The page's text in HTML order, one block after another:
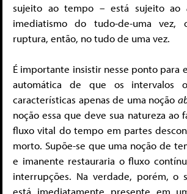
sujeito ao tempo – está sujeito ao
imediatismo do tudo-de-uma vez,
ruptura, então, no tudo de uma vez.
É importante insistir nesse ponto para
automática de que os intervalos
características apenas de uma noção
noção essa que deve sua natureza ao
fluxo vital do tempo em partes
morto. Supõe-se que uma noção de
e imanente restauraria o fluxo
interrupções. Na verdade, porém, o